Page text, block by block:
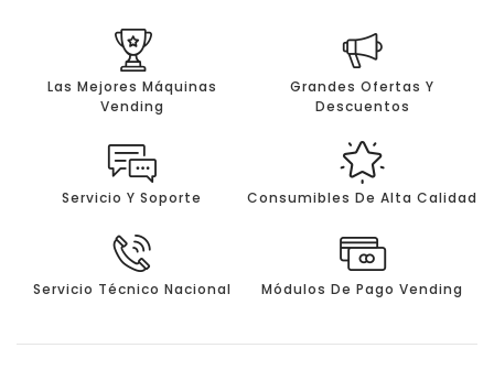
Las Mejores Máquinas
Vending
Grandes Ofertas Y
Descuentos
Servicio Y Soporte Consumibles De Alta Calidad
Servicio Técnico Nacional Módulos De Pago Vending